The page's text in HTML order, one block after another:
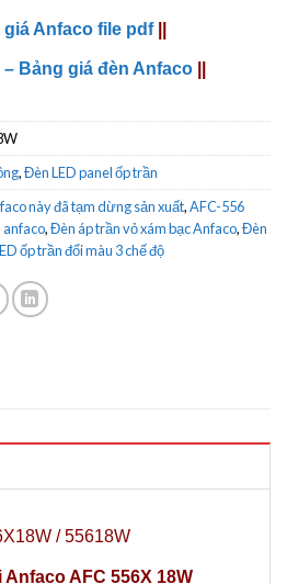
giá Anfaco file pdf
Bảng giá đèn Anfaco
,Đèn LED panel ốp trần
này đã tạm dừng sản xuất,AFC-556
anfaco,Đèn áp trần vỏ xám bạc Anfaco,Đèn
ốp trần đổi màu 3 chế độ
/ 55618W
AFC 556X 18W